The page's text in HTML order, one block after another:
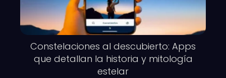
Constelaciones al descubierto: Apps
que detallan la historia y mitología
estelar